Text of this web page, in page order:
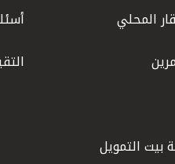
المحلي
بيت التمويل